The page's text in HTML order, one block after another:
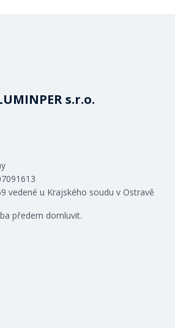
s.r.o.
vedené u Krajského soudu v Ostravě
předem domluvit.